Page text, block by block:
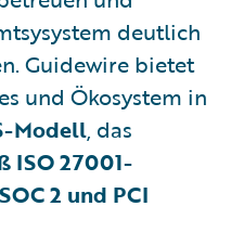
deutlich
Guidewire bietet
und Ökosystem in
Modell, das
ISO 27001-
2 und PCI